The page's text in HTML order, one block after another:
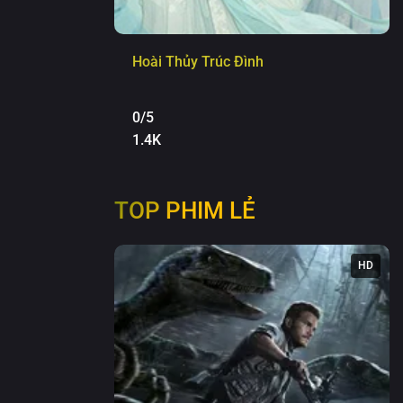
Hoài Thủy Trúc Đình
0/5
1.4K
TOP PHIM LẺ
HD